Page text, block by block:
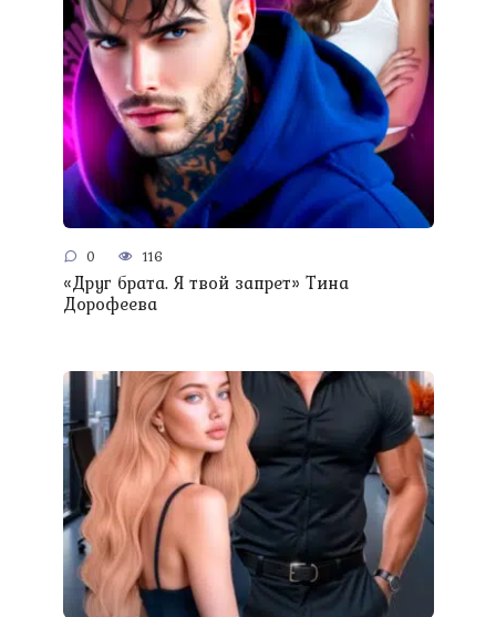
0 116
«Друг брата. Я твой запрет» Тина
Дорофеева